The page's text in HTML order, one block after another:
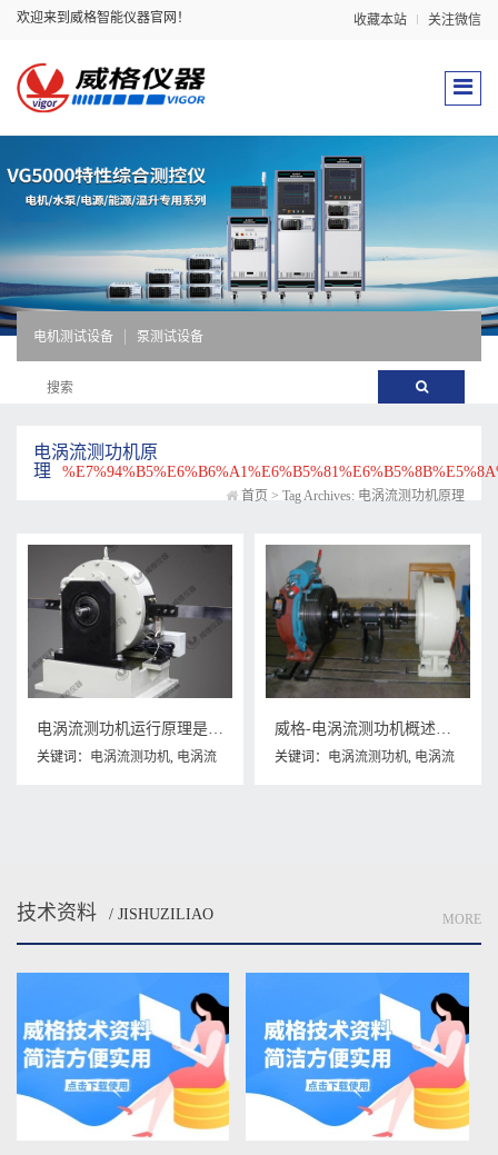
欢迎来到威格智能仪器官网！ 收藏本站 关注微信
电机测试设备 泵测试设备
电涡流测功机原
理
首页 > Tag Archives: 电涡流测功机原理
电涡流测功机运行原理是什么？
关键词： 电涡流测功机, 电涡流
威格-电涡流测功机概述，电涡流测功机原理有哪些？
关键词： 电涡流测功机, 电涡流
技术资料 / JISHUZILIAO MORE